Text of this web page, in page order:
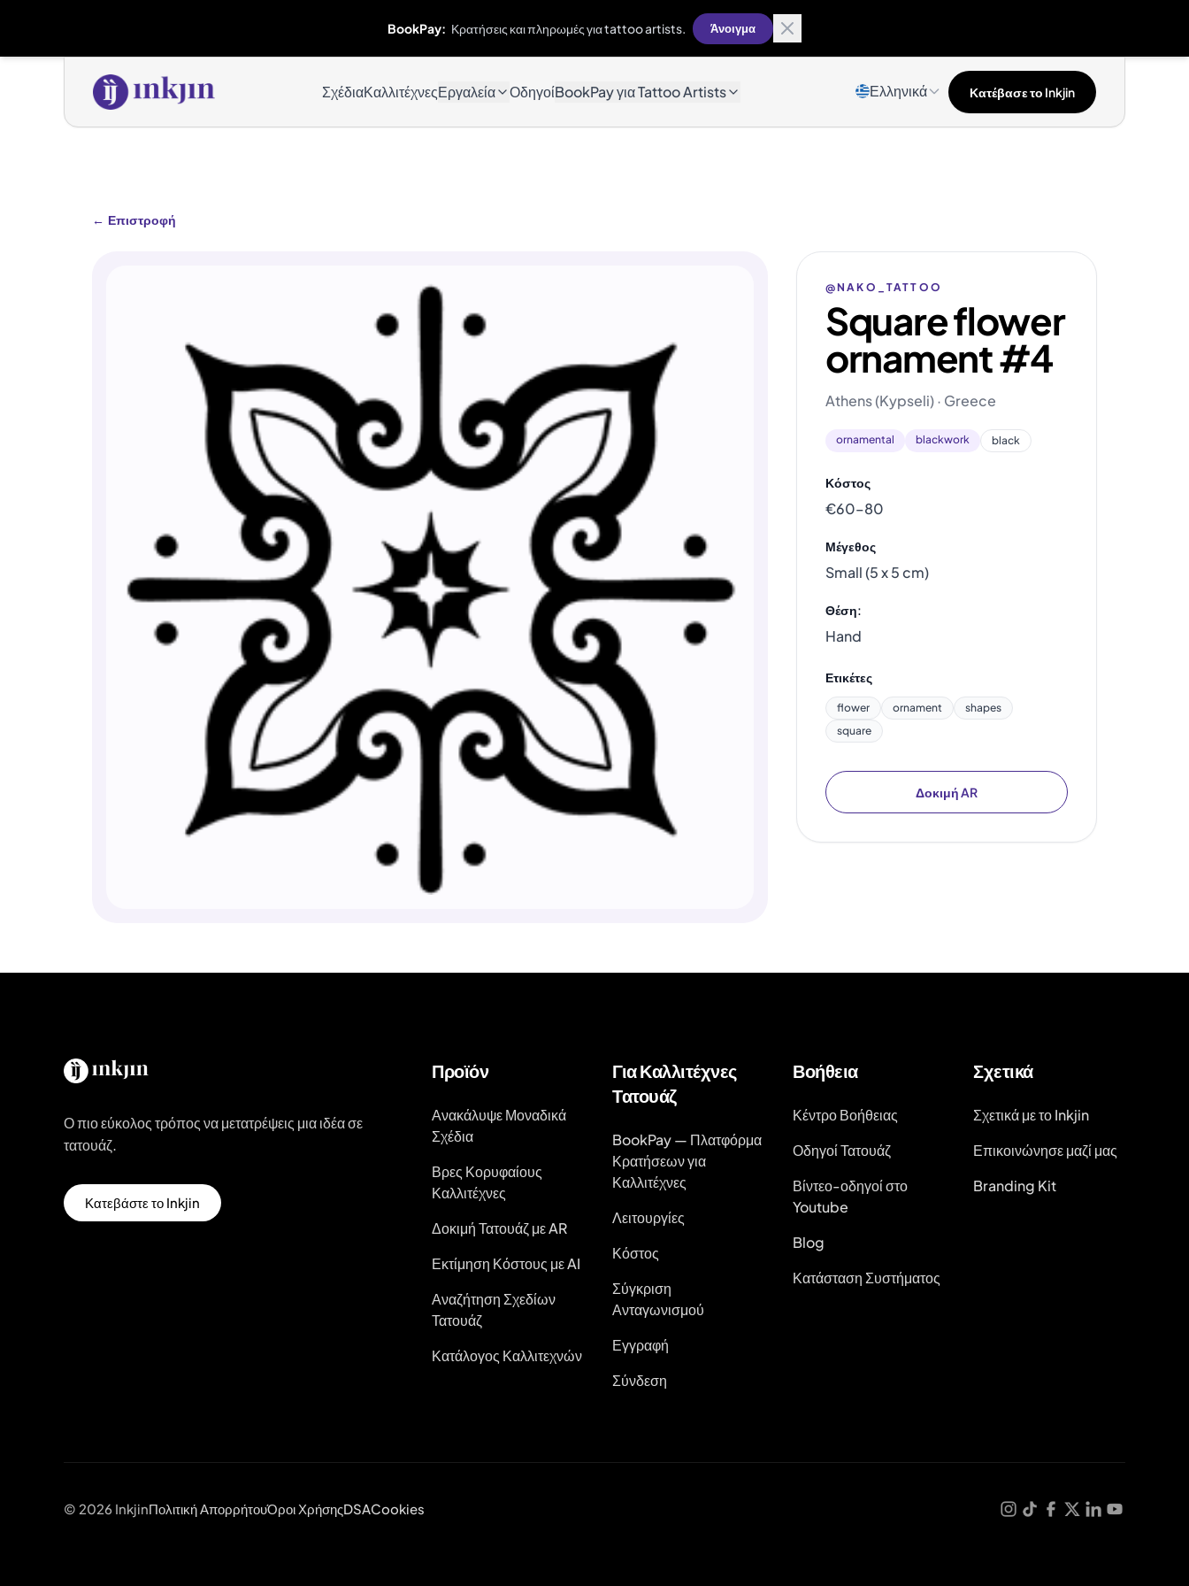
BookPay: Κρατήσεις και πληρωμές για tattoo artists. Άνοιγμα
ΣχέδιαΚαλλιτέχνεςΕργαλεία ΟδηγοίBookPay για Tattoo Artists Ελληνικά Κατέβασε το Inkjin
← Επιστροφή
@NAKO_TATTOO
Square flower
ornament #4
Athens (Kypseli) · Greece
ornamental blackwork black
Κόστος
€60–80
Μέγεθος
Small (5 x 5 cm)
Θέση:
Hand
Ετικέτες
flower ornament
shapes
square
Δοκιμή AR
Ο πιο εύκολος τρόπος να μετατρέψεις μια ιδέα σε
τατουάζ.
Κατεβάστε το Inkjin
Προϊόν
Ανακάλυψε Μοναδικά
Σχέδια
Βρες Κορυφαίους
Καλλιτέχνες
Δοκιμή Τατουάζ με AR
Εκτίμηση Κόστους με AI
Αναζήτηση Σχεδίων
Τατουάζ
Κατάλογος Καλλιτεχνών
Για Καλλιτέχνες
Τατουάζ
BookPay — Πλατφόρμα
Κρατήσεων για
Καλλιτέχνες
Λειτουργίες
Κόστος
Σύγκριση
Ανταγωνισμού
Εγγραφή
Σύνδεση
Βοήθεια
Κέντρο Βοήθειας
Οδηγοί Τατουάζ
Βίντεο-οδηγοί στο
Youtube
Blog
Κατάσταση Συστήματος
Σχετικά
Σχετικά με το Inkjin
Επικοινώνησε μαζί μας
Branding Kit
© 2026 InkjinΠολιτική ΑπορρήτουΌροι ΧρήσηςDSACookies